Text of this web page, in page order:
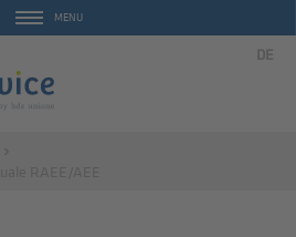
MENU
DE